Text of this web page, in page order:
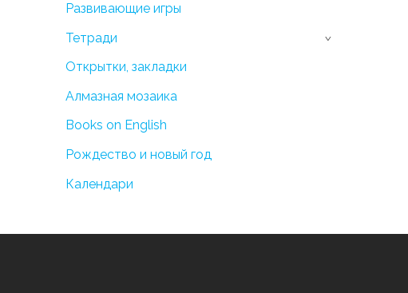
Развивающие игры
Тетради
›
Открытки, закладки
Алмазная мозаика
Books on English
Рождество и новый год
Календари